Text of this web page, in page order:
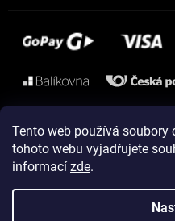
Tento web používá soubory
tohoto webu vyjadřujete
informací zde.
Instagram